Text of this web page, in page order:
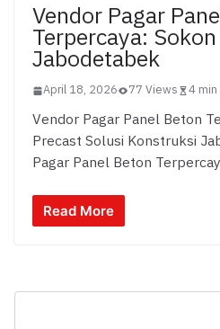
Vendor Pagar
Terpercaya:
Jabodetabek
April 18, 2026 77 Views 4 min
Vendor Pagar Panel Beton
Precast Solusi Konstruksi
Pagar Panel Beton
Read More